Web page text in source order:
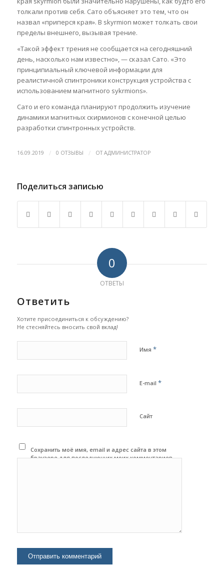
толкали против себя. Сато объясняет это тем, что он
назвал «приперся края». В skyrmion может толкать свои
пределы внешнего, вызывая трение.
«Такой эффект трения не сообщается на сегодняшний
день, насколько нам известно», — сказал Сато. «Это
принципиальный ключевой информации для
реалистичной спинтроники конструкция устройства с
использованием магнитного sykrmions».
Сато и его команда планируют продолжить изучение
динамики магнитных скирмионов с конечной целью
разработки спинтронных устройств.
16.09.2019 / 0 ОТЗЫВЫ / ОТАДМИНИСТРАТОР
Поделиться записью
0
ОТВЕТЫ
Ответить
Хотите присоединиться к обсуждению?
Не стесняйтесь вносить свой вклад!
Имя *
E-mail *
Сайт
Сохранить моё имя, email и адрес сайта в этом
браузере для последующих моих комментариев.